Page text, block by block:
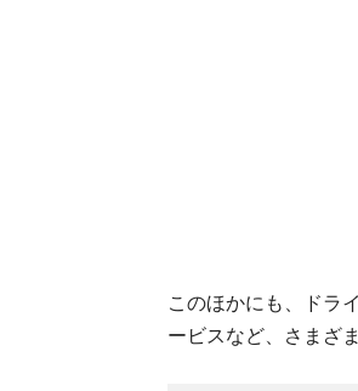
このほかにも、ドラ
ービスなど、さまざ